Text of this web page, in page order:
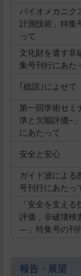
バイオメカニク
計測技術」特集
って
文化財を遺す非
集号刊行にあた
｢総説｣によせて
第一回学術セミ
準と欠陥評価−
にあたって
安全と安心
ガイド波による
号刊行にあたっ
「安全を支え
評価，非破壊検
―」特集号の刊
報告・展望